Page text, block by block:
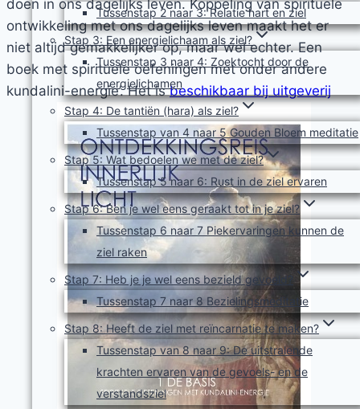
Tussenstap 2 naar 3: Relatie hart en ziel
Stap 3: Een energielichaam als ziel?
Tussenstap 3 naar 4: Zoektocht door de
energielichamen
Stap 4: De tantiën (hara) als ziel?
Tussenstap van 4 naar 5 Gouden Bloem meditatie
Stap 5: Wat bedoelen we met de ziel?
Tussenstap 5 naar 6: Rust in de ziel ervaren
Stap 6: Ben je wel eens geraakt tot in je ziel?
Tussenstap 6 naar 7 Piekervaringen kunnen de
ziel raken
Stap 7: Heb je je wel eens bezield gevoeld?
Tussenstap 7 naar 8 Bezielingsmeditatie
Stap 8: Heeft de ziel met reïncarnatie te maken?
Tussenstap van 8 naar 9: De uitstralende
krachten ervaren van de gevoels- en de
verstandsziel
doen in ons dagelijks leven. Koppeling van spirituele
ontwikkeling met ons dagelijks leven maakt het er
niet altijd gemakkelijker op, maar wel echter. Een
boek met spirituele oefeningen met onder andere
kundalini-energie’. Het isbeschikbaar bij uitgeverij